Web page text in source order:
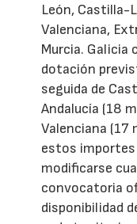
León, Castilla-
Valenciana,
Murcia. Galicia
dotación
seguida de
Andalucía (18
Valenciana (17
estos importes
modificarse
convocatoria
disponibilidad